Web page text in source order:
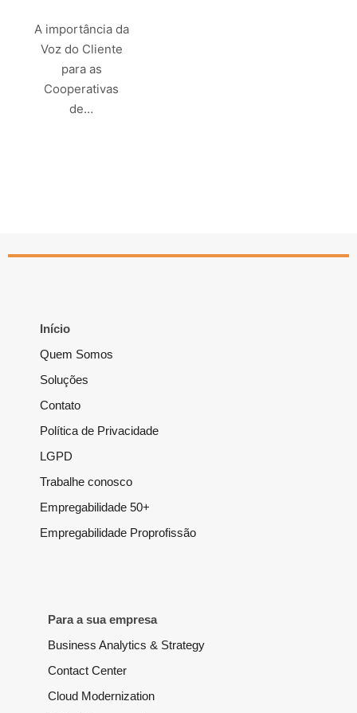
A importância da
Voz do Cliente
para as
Cooperativas
de…
Início
Quem Somos
Soluções
Contato
Política de Privacidade
LGPD
Trabalhe conosco
Empregabilidade 50+
Empregabilidade Proprofissão
Para a sua empresa
Business Analytics & Strategy
Contact Center
Cloud Modernization